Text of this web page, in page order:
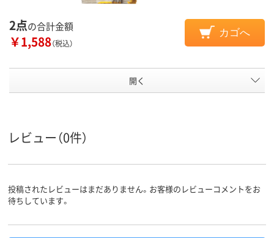
2点の合計金額
￥1,588（税込）
カゴへ
開く
レビュー（0件）
投稿されたレビューはまだありません。お客様のレビューコメントをお
待ちしています。